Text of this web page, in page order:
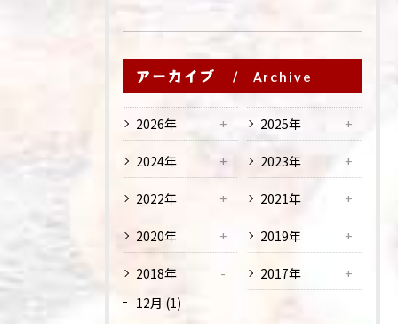
アーカイブ Archive
2026年 2025年
2024年 2023年
2022年 2021年
2020年 2019年
2018年
12月 (1)
2017年